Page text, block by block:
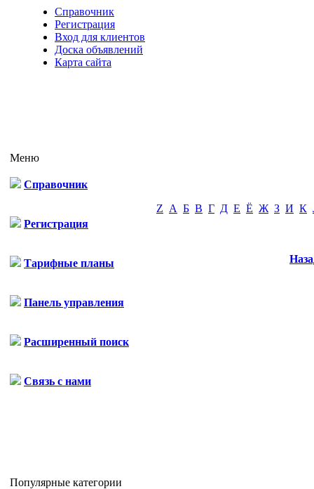
Справочник
Регистрация
Вход для клиентов
Доска объявлений
Карта сайта
Меню
Справочник
Регистрация
Тарифные планы
Панель управления
Расширенный поиск
Связь с нами
Популярные категории
Z А Б В Г Д Е Ё Ж З И К